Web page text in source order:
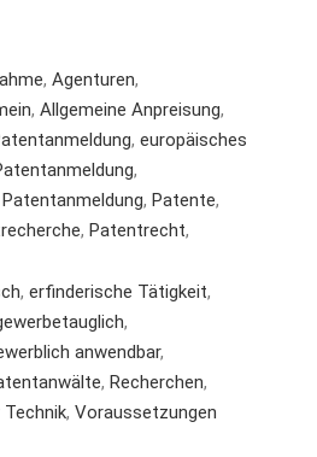
, Agenturen,
, Allgemeine Anpreisung,
, europäisches
,
Patentanmeldung, Patente,
, Patentrecht,
, erfinderische Tätigkeit,
,
anwendbar,
, Recherchen,
, Voraussetzungen